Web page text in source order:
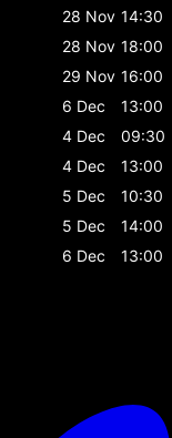
28 Nov 14:30
28 Nov 18:00
29 Nov 16:00
6 Dec
13:00
4 Dec
09:30
4 Dec
13:00
5 Dec
10:30
5 Dec
14:00
6 Dec
13:00